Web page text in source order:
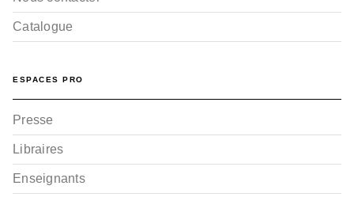
Catalogue
ESPACES PRO
Presse
Libraires
Enseignants